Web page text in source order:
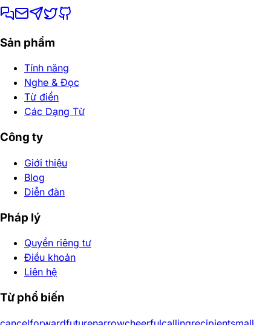
Sản phẩm
Tính năng
Nghe & Đọc
Từ điển
Các Dạng Từ
Công ty
Giới thiệu
Blog
Diễn đàn
Pháp lý
Quyền riêng tư
Điều khoản
Liên hệ
Từ phổ biến